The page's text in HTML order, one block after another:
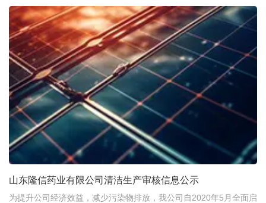
山东隆信药业有限公司清洁生产审核信息公示
为提升公司经济效益，减少污染物排放，我公司自2020年5月全面启